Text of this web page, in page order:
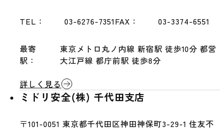
TEL： 03-6276-7351FAX： 03-3374-6551
最寄
駅：
東京メトロ丸ノ内線 新宿駅 徒歩10分 都営
大江戸線 都庁前駅 徒歩8分
詳しく見る
ミドリ安全(株) 千代田支店
〒101-0051 東京都千代田区神田神保町3-29-1 住友不